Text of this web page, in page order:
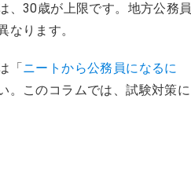
、30歳が上限です。地方公務員
ります。
「ニートから公務員になるに
。このコラムでは、試験対策に